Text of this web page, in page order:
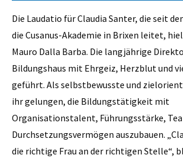
Die Laudatio für Claudia Santer, die seit
die Cusanus-Akademie in Brixen leitet,
Mauro Dalla Barba. Die langjährige
Bildungshaus mit Ehrgeiz, Herzblut und
geführt. Als selbstbewusste und
ihr gelungen, die Bildungstätigkeit mit
Organisationstalent, Führungsstärke,
Durchsetzungsvermögen auszubauen.
die richtige Frau an der richtigen Stelle“,